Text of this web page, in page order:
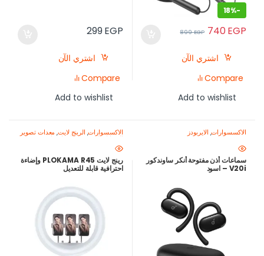
-
18%
740EGP
899EGP
اشتري الآن
Compare
Add to wishlist
299EGP
اشتري الآن
Compare
Add to wishlist
الاكسسوارات, الايربودز
سماعات أذن مفتوحة أنكر ساوندكور
V20i – اسود
الاكسسوارات, الرينج لايت, معدات تصوير
الموبايل-اصنع محتواك باحتراف
رينج لايت PLOKAMA R45 وإضاءة
احترافية قابلة للتعديل